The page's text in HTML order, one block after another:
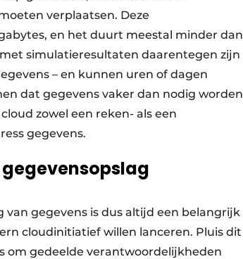
verplaatsen. Deze
en het duurt meestal minder dan
simulatieresultaten daarentegen zijn
– en kunnen uren of dagen
dat gegevens vaker dan nodig worden
zowel een reken- als een
gegevens.
van gegevens is dus altijd een belangrijk
cloudinitiatief willen lanceren. Pluis dit
om gedeelde verantwoordelijkheden